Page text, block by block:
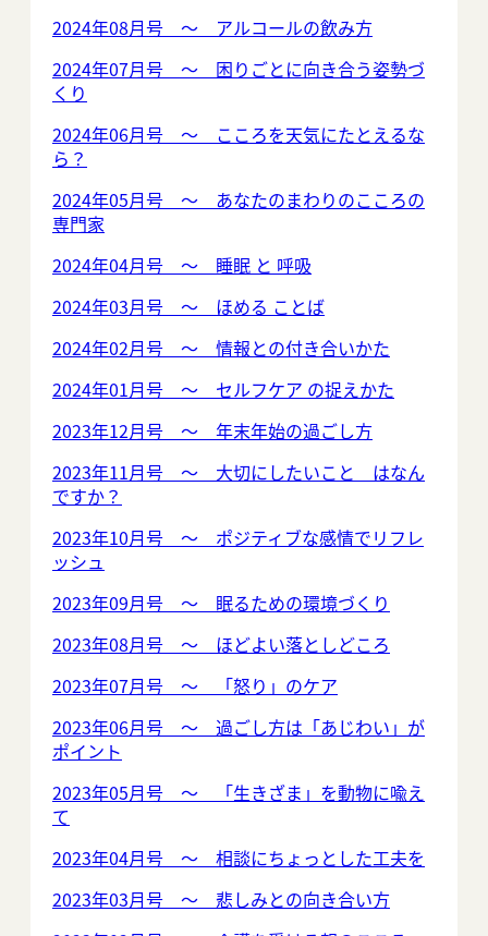
2024年08月号 ～ アルコールの飲み方
2024年07月号 ～ 困りごとに向き合う姿勢づ
くり
2024年06月号 ～ こころを天気にたとえるな
ら？
2024年05月号 ～ あなたのまわりのこころの
専門家
2024年04月号 ～ 睡眠 と 呼吸
2024年03月号 ～ ほめる ことば
2024年02月号 ～ 情報との付き合いかた
2024年01月号 ～ セルフケア の捉えかた
2023年12月号 ～ 年末年始の過ごし方
2023年11月号 ～ 大切にしたいこと はなん
ですか？
2023年10月号 ～ ポジティブな感情でリフレ
ッシュ
2023年09月号 ～ 眠るための環境づくり
2023年08月号 ～ ほどよい落としどころ
2023年07月号 ～ 「怒り」のケア
2023年06月号 ～ 過ごし方は「あじわい」が
ポイント
2023年05月号 ～ 「生きざま」を動物に喩え
て
2023年04月号 ～ 相談にちょっとした工夫を
2023年03月号 ～ 悲しみとの向き合い方